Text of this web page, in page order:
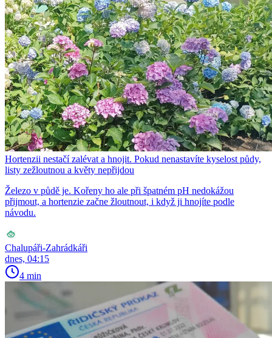
Hortenzii nestačí zalévat a hnojit. Pokud nenastavíte kyselost půdy,
listy zežloutnou a květy nepřijdou
Železo v půdě je. Kořeny ho ale při špatném pH nedokážou
přijmout, a hortenzie začne žloutnout, i když ji hnojíte podle
návodu.
Chalupáři-Zahrádkáři
dnes, 04:15
4 min